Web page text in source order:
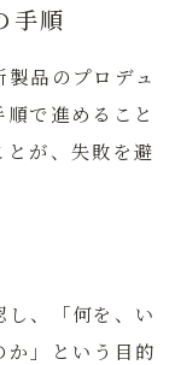
手順
品のプロデュ
で進めること
が、失敗を避
、「何を、い
」という目的